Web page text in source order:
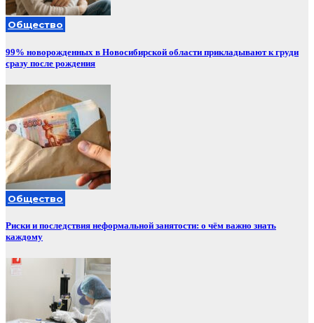
Общество
99% новорожденных в Новосибирской области прикладывают к груди
сразу после рождения
Общество
Риски и последствия неформальной занятости: о чём важно знать
каждому